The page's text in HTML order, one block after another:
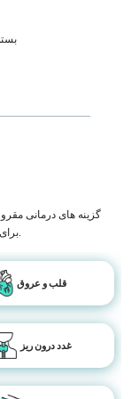
گزینه های درمانی
برای انتخاب با بهترین کیفیت مراقبت های بهداشتی در کشور.
قلب و عروق
غدد درون ریز